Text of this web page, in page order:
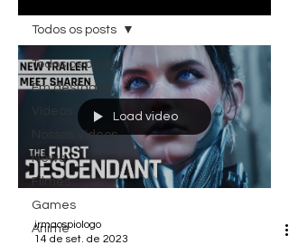
Todos os posts
Em destaque
Vídeos
Nossos Vídeos
News
Filmes
Games
Anime
Todos os posts
Load video
irmaospiologo
14 de set. de 2023